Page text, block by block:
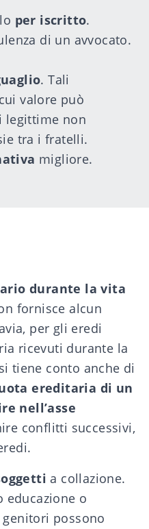
per iscritto.
di un avvocato.
. Tali
valore può
legittime non
tra i fratelli.
migliore.
durante la vita
fornisce alcun
per gli eredi
ricevuti durante la
tiene conto anche di
ereditaria di un
nell’asse
conflitti successivi,
a collazione.
educazione o
possono